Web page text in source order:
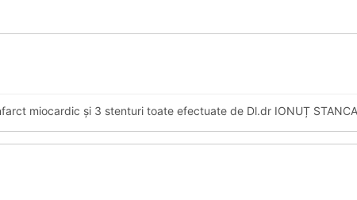
miocardic și 3 stenturi toate efectuate de Dl.dr IONUȚ